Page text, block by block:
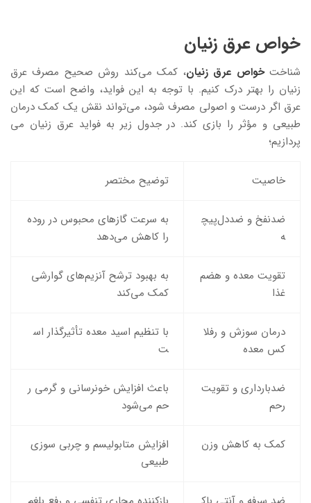
خواص عرق زنیان
شناختخواص عرق زنیان، کمک می‌کند روش صحیح مصرف عرق
زنیان را بهتر درک کنیم. با توجه به این فواید، واضح است که این
عرق اگر درست و اصولی مصرف شود، می‌تواند نقش یک کمک درمان
طبیعی و مؤثر را بازی کند. در جدول زیر به فواید عرق زنیان می
پردازیم؛
خاصیت توضیح مختصر
ضدنفخ و ضددل‌پیچ
ه
به سرعت گازهای محبوس در روده
را کاهش می‌دهد
تقویت معده و هضم
غذا
به بهبود ترشح آنزیم‌های گوارشی
کمک می‌کند
درمان سوزش و رفلا
کس معده
با تنظیم اسید معده تأثیرگذار اس
ت
ضدبارداری و تقویت
رحم
باعث افزایش خونرسانی و گرمی ر
حم می‌شود
کمک به کاهش وزن
افزایش متابولیسم و چربی‌ سوزی
طبیعی